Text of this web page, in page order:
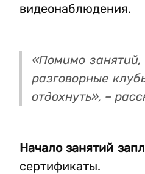
видеонаблюдения.
«Помимо
разговорные
отдохнуть», –
Начало занятий
сертификаты.